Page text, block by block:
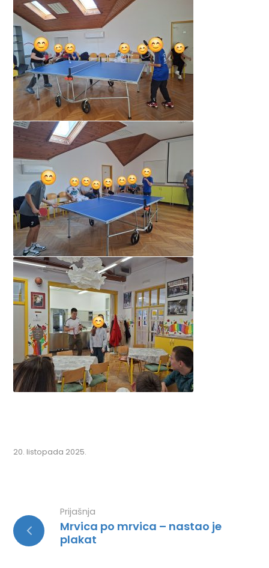
20. listopada 2025.
Prijašnja
Mrvica po mrvica – nastao je
plakat